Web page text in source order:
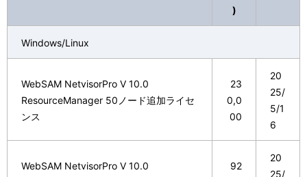
)
Windows/Linux
WebSAM NetvisorPro V 10.0
ResourceManager 50ノード追加ライセ
ンス
23
0,0
00
20
25/
5/1
6
WebSAM NetvisorPro V 10.0
92
20
25/